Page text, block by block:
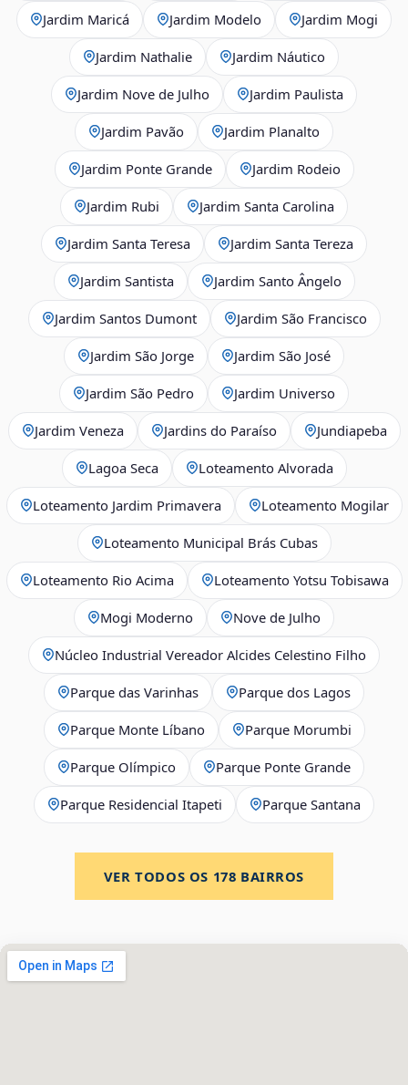
Jardim Maricá Jardim Modelo Jardim Mogi
Jardim Nathalie Jardim Náutico
Jardim Nove de Julho Jardim Paulista
Jardim Pavão Jardim Planalto
Jardim Ponte Grande Jardim Rodeio
Jardim Rubi Jardim Santa Carolina
Jardim Santa Teresa Jardim Santa Tereza
Jardim Santista Jardim Santo Ângelo
Jardim Santos Dumont Jardim São Francisco
Jardim São Jorge Jardim São José
Jardim São Pedro Jardim Universo
Jardim Veneza Jardins do Paraíso Jundiapeba
Lagoa Seca Loteamento Alvorada
Loteamento Jardim Primavera Loteamento Mogilar
Loteamento Municipal Brás Cubas
Loteamento Rio Acima Loteamento Yotsu Tobisawa
Mogi Moderno Nove de Julho
Núcleo Industrial Vereador Alcides Celestino Filho
Parque das Varinhas Parque dos Lagos
Parque Monte Líbano Parque Morumbi
Parque Olímpico Parque Ponte Grande
Parque Residencial Itapeti Parque Santana
VER TODOS OS 178 BAIRROS